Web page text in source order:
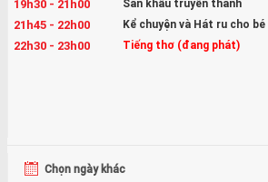
19h30 - 21h00 Sân khấu truyền thanh
21h45 - 22h00 Kể chuyện và Hát ru cho bé
22h30 - 23h00 Tiếng thơ (đang phát)
Chọn ngày khác